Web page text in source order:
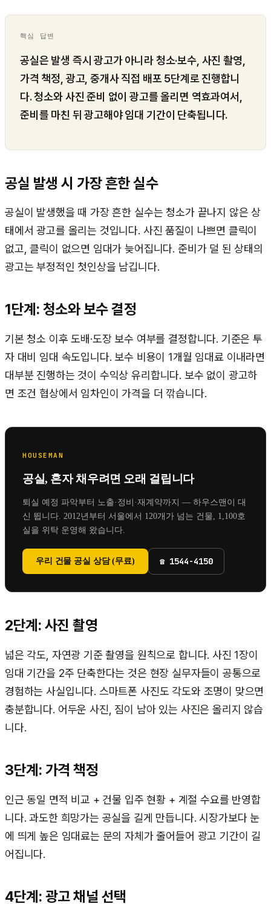
핵심 답변
공실은 발생 즉시 광고가 아니라 청소·보수, 사진 촬영,
가격 책정, 광고, 중개사 직접 배포 5단계로 진행합니
다. 청소와 사진 준비 없이 광고를 올리면 역효과여서,
준비를 마친 뒤 광고해야 임대 기간이 단축됩니다.
공실 발생 시 가장 흔한 실수
공실이 발생했을 때 가장 흔한 실수는 청소가 끝나지 않은 상
태에서 광고를 올리는 것입니다. 사진 품질이 나쁘면 클릭이
없고, 클릭이 없으면 임대가 늦어집니다. 준비가 덜 된 상태의
광고는 부정적인 첫인상을 남깁니다.
1단계: 청소와 보수 결정
기본 청소 이후 도배·도장 보수 여부를 결정합니다. 기준은 투
자 대비 임대 속도입니다. 보수 비용이 1개월 임대료 이내라면
대부분 진행하는 것이 수익상 유리합니다. 보수 없이 광고하
면 조건 협상에서 임차인이 가격을 더 깎습니다.
HOUSEMAN
공실, 혼자 채우려면 오래 걸립니다
퇴실 예정 파악부터 노출·정비·재계약까지 — 하우스맨이 대
신 뜁니다. 2012년부터 서울에서 120개가 넘는 건물, 1,100호
실을 위탁 운영해 왔습니다.
우리 건물 공실 상담 (무료) ☎ 1544-4150
2단계: 사진 촬영
넓은 각도, 자연광 기준 촬영을 원칙으로 합니다. 사진 1장이
임대 기간을 2주 단축한다는 것은 현장 실무자들이 공통으로
경험하는 사실입니다. 스마트폰 사진도 각도와 조명이 맞으면
충분합니다. 어두운 사진, 짐이 남아 있는 사진은 올리지 않습
니다.
3단계: 가격 책정
인근 동일 면적 비교 + 건물 입주 현황 + 계절 수요를 반영합
니다. 과도한 희망가는 공실을 길게 만듭니다. 시장가보다 눈
에 띄게 높은 임대료는 문의 자체가 줄어들어 광고 기간이 길
어집니다.
4단계: 광고 채널 선택